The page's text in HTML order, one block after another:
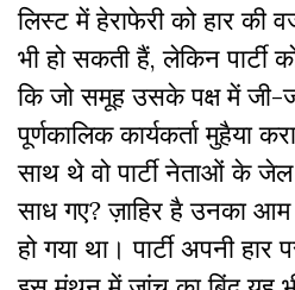
लिस्ट में हेराफेरी को हार की
भी हो सकती हैं, लेकिन पार्टी
कि जो समूह उसके पक्ष में
पूर्णकालिक कार्यकर्ता मुहैया
साथ थे वो पार्टी नेताओं के
साध गए? ज़ाहिर है उनका आम
हो गया था। पार्टी अपनी